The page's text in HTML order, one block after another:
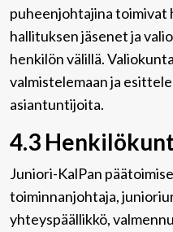
puheenjohtajina toimivat
hallituksen jäsenet ja
henkilön välillä.
valmistelemaan ja
asiantuntijoita.
4.3
Juniori-KalPan
toiminnanjohtaja,
yhteyspäällikkö,